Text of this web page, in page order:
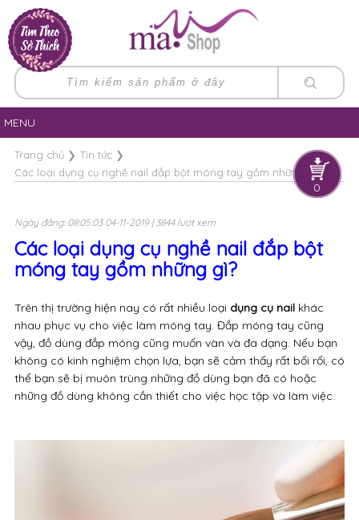
0
MENU
Trang chủ❯ Tin tức❯
Các loại dụng cụ nghề nail đắp bột móng tay gồm những gì?
Ngày đăng: 08:05:03 04-11-2019 | 3844 lượt xem
Các loại dụng cụ nghề nail đắp bột
móng tay gồm những gì?
Trên thị trường hiện nay có rất nhiều loại dụng cụ nailkhác
nhau phục vụ cho việc làm móng tay. Đắp móng tay cũng
vậy, đồ dùng đắp móng cũng muốn vàn và đa dạng. Nếu bạn
không có kinh nghiệm chọn lựa, bạn sẽ cảm thấy rất bối rối, có
thể bạn sẽ bị muôn trùng những đồ dùng bạn đã có hoặc
những đồ dùng không cần thiết cho việc học tập và làm việc.